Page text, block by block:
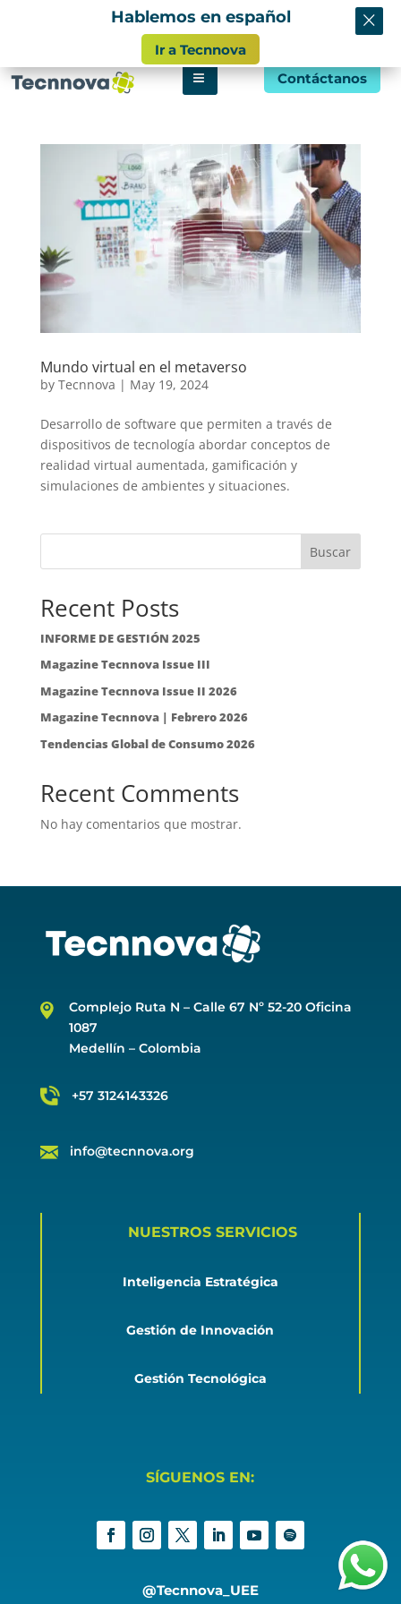
info@tecnnova.org
Contáctanos
Mundo virtual en el metaverso
by Tecnnova | May 19, 2024
Desarrollo de software que permiten a través de
dispositivos de tecnología abordar conceptos de
realidad virtual aumentada, gamificación y
simulaciones de ambientes y situaciones.
Buscar
Recent Posts
INFORME DE GESTIÓN 2025
Magazine Tecnnova Issue III
Magazine Tecnnova Issue II 2026
Magazine Tecnnova | Febrero 2026
Tendencias Global de Consumo 2026
Recent Comments
No hay comentarios que mostrar.
Complejo Ruta N – Calle 67 Nº 52-20 Oficina
1087
Medellín – Colombia
+57 3124143326
info@tecnnova.org
NUESTROS SERVICIOS
Inteligencia Estratégica
Gestión de Innovación
Gestión Tecnológica
SÍGUENOS EN:
@Tecnnova_UEE
Hablemos en español
Ir a Tecnnova
×